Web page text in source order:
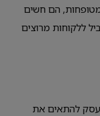
הם חשים
ללקוחות מרוצים
להתאים את